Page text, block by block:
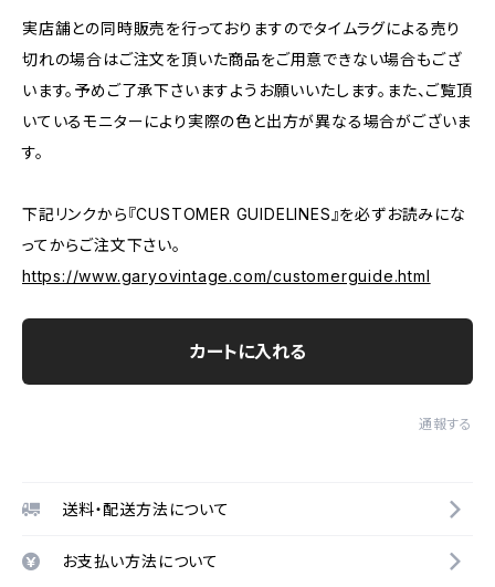
実店舗との同時販売を行っておりますのでタイムラグによる売り
切れの場合はご注文を頂いた商品をご用意できない場合もござ
います。予めご了承下さいますようお願いいたします。また、ご覧頂
いているモニターにより実際の色と出方が異なる場合がございま
す。
下記リンクから『CUSTOMER GUIDELINES』を必ずお読みにな
ってからご注文下さい。
https://www.garyovintage.com/customerguide.html
カートに入れる
通報する
送料・配送方法について
お支払い方法について